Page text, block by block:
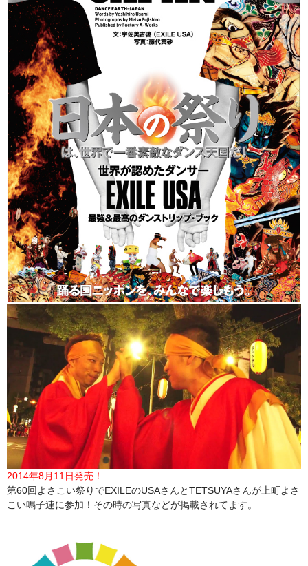
2014年8月11日発売！
第60回よさこい祭りでEXILEのUSAさんとTETSUYAさんが上町よさ
こい鳴子連に参加！その時の写真などが掲載されてます。